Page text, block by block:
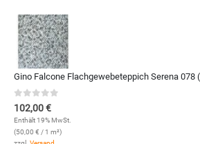
0out of 5
102,00€
Enthält 19% MwSt.
(50,00 € / 1 m²)